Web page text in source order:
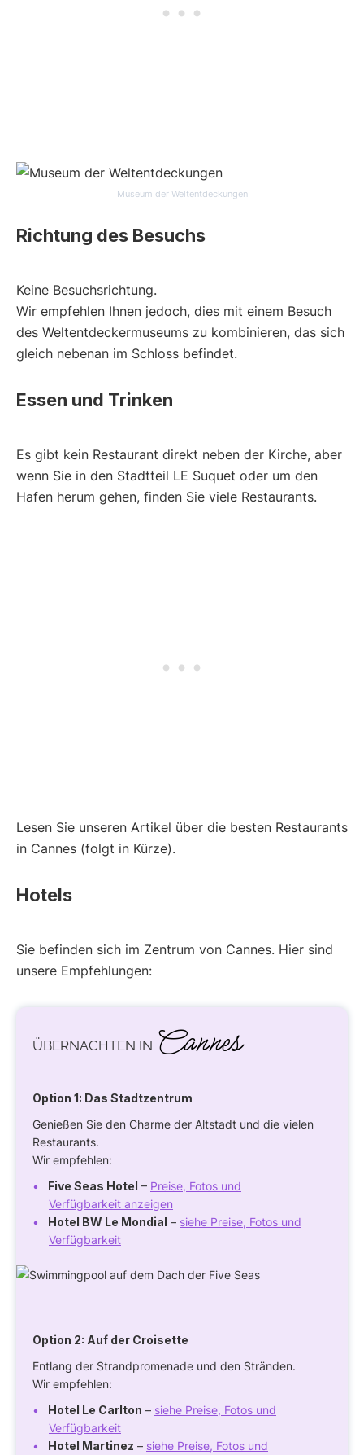
Museum der Weltentdeckungen
Richtung des Besuchs
Keine Besuchsrichtung.
Wir empfehlen Ihnen jedoch, dies mit einem Besuch
des Weltentdeckermuseums zu kombinieren, das sich
gleich nebenan im Schloss befindet.
Essen und Trinken
Es gibt kein Restaurant direkt neben der Kirche, aber
wenn Sie in den Stadtteil LE Suquet oder um den
Hafen herum gehen, finden Sie viele Restaurants.
Lesen Sie unseren Artikel über die besten Restaurants
in Cannes (folgt in Kürze).
Hotels
Sie befinden sich im Zentrum von Cannes. Hier sind
unsere Empfehlungen:
ÜBERNACHTEN IN Cannes
Option 1: Das Stadtzentrum
Genießen Sie den Charme der Altstadt und die vielen
Restaurants.
Wir empfehlen:
Five Seas Hotel – Preise, Fotos und
Verfügbarkeit anzeigen
Hotel BW Le Mondial – siehe Preise, Fotos und
Verfügbarkeit
Option 2: Auf der Croisette
Entlang der Strandpromenade und den Stränden.
Wir empfehlen:
Hotel Le Carlton – siehe Preise, Fotos und
Verfügbarkeit
Hotel Martinez – siehe Preise, Fotos und